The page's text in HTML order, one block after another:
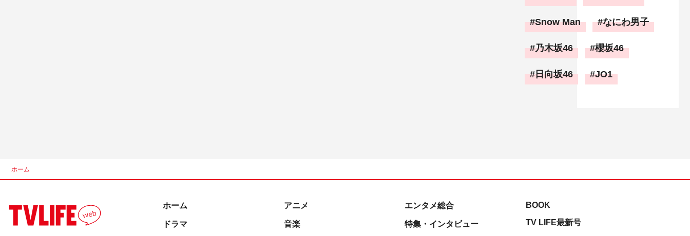
Snow Man なにわ男子
乃木坂46 櫻坂46
日向坂46 JO1
ホーム
ホーム
ドラマ
アニメ
音楽
エンタメ総合
特集・インタビュー
BOOK
TV LIFE最新号